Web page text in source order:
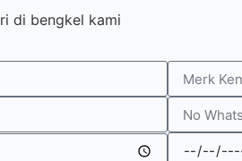
di bengkel kami